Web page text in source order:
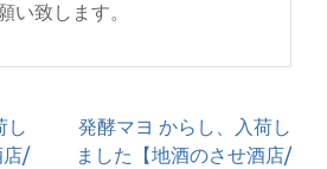
い致します。
し
店/
発酵マヨ からし、入荷し
ました【地酒のさせ酒店/